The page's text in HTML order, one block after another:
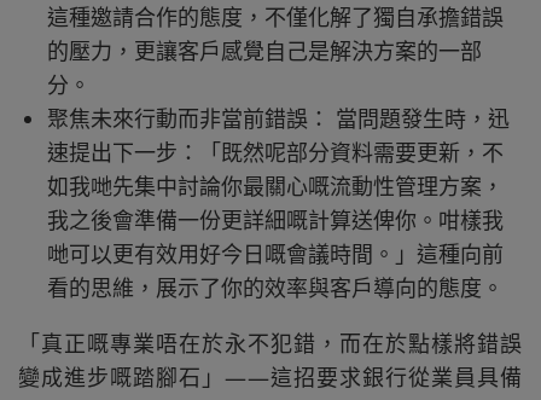
這種邀請合作的態度，不僅化解了獨自承擔錯誤
的壓力，更讓客戶感覺自己是解決方案的一部
分。
聚焦未來行動而非當前錯誤： 當問題發生時，迅
速提出下一步：「既然呢部分資料需要更新，不
如我哋先集中討論你最關心嘅流動性管理方案，
我之後會準備一份更詳細嘅計算送俾你。咁樣我
哋可以更有效用好今日嘅會議時間。」這種向前
看的思維，展示了你的效率與客戶導向的態度。
「真正嘅專業唔在於永不犯錯，而在於點樣將錯誤
變成進步嘅踏腳石」——這招要求銀行從業員具備